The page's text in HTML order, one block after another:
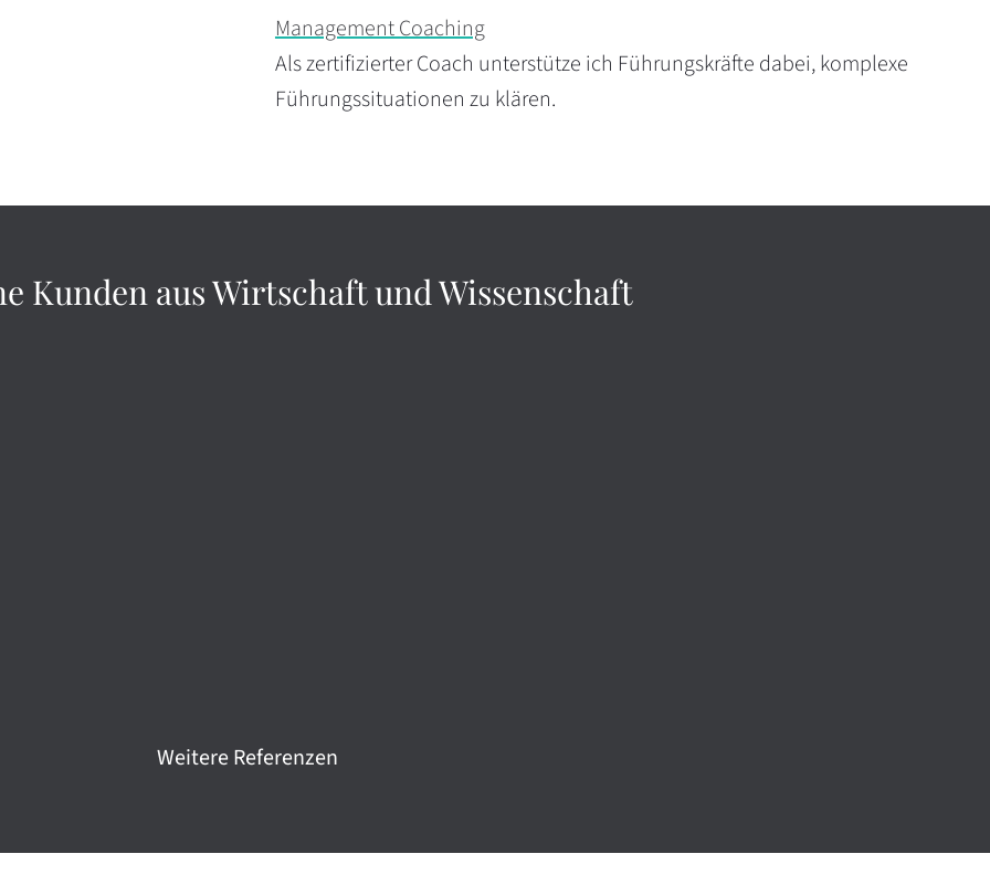
Management Coaching
Als zertifizierter Coach unterstütze ich Führungskräfte dabei, komplexe
Führungssituationen zu klären.
Kunden aus Wirtschaft und Wissenschaft
Weitere Referenzen